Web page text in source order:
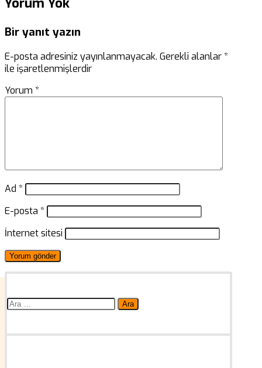
Yorum Yok
Bir yanıt yazın
E-posta adresiniz yayınlanmayacak. Gerekli alanlar*
ile işaretlenmişlerdir
Yorum *
Ad *
E-posta *
İnternet sitesi
Arama: